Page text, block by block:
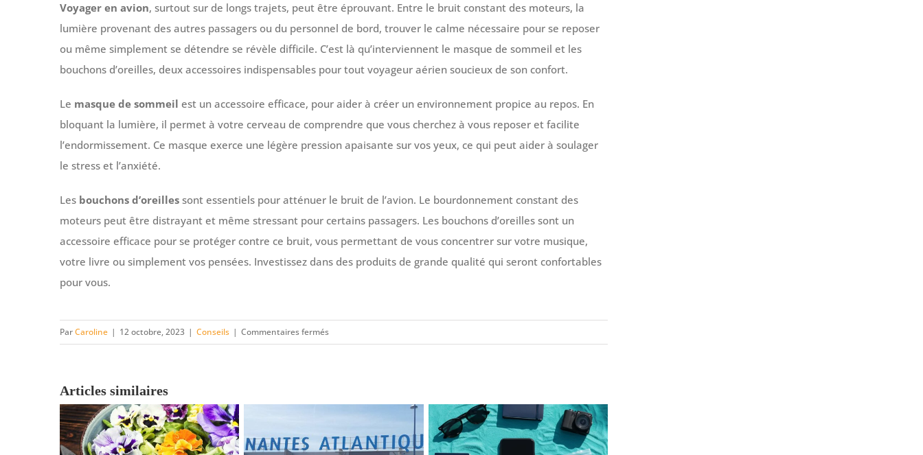
Voyager en avion, surtout sur de longs trajets, peut être éprouvant. Entre le bruit constant des moteurs, la
lumière provenant des autres passagers ou du personnel de bord, trouver le calme nécessaire pour se reposer
ou même simplement se détendre se révèle difficile. C’est là qu’interviennent le masque de sommeil et les
bouchons d’oreilles, deux accessoires indispensables pour tout voyageur aérien soucieux de son confort.
Le masque de sommeil est un accessoire efficace, pour aider à créer un environnement propice au repos. En
bloquant la lumière, il permet à votre cerveau de comprendre que vous cherchez à vous reposer et facilite
l’endormissement. Ce masque exerce une légère pression apaisante sur vos yeux, ce qui peut aider à soulager
le stress et l’anxiété.
Les bouchons d’oreillessont essentiels pour atténuer le bruit de l’avion. Le bourdonnement constant des
moteurs peut être distrayant et même stressant pour certains passagers. Les bouchons d’oreilles sont un
accessoire efficace pour se protéger contre ce bruit, vous permettant de vous concentrer sur votre musique,
votre livre ou simplement vos pensées. Investissez dans des produits de grande qualité qui seront confortables
pour vous.
ParCaroline | 12 octobre, 2023 | Conseils | Commentaires ferméssur
4
sereinement
Articles similaires